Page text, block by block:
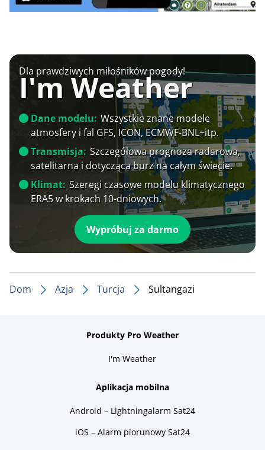
Dla prawdziwych miłośników pogody!
I'm Weather
Dane modelu: Wszystkie znane modele
atmosfery i fal GFS, ICON, ECMWF-BNL+itp.
Transmisja: Szczegółowa prognoza radarowa,
satelitarna i dotycząca burz na całym świecie.
Klimat: Szeregi czasowe modelu klimatycznego
ERA5 w krokach 10-dniowych.
Wypróbuj za darmo
Dom Azja Turcja Sultangazi
Produkty Pro Weather
I'm Weather
Aplikacja mobilna
Android – Lightningalarm Sat24
iOS – Alarm piorunowy Sat24